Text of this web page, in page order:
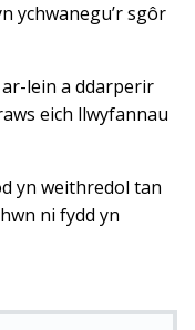
ychwanegu’r sgôr
lein a ddarperir
eich llwyfannau
yn weithredol tan
ni fydd yn